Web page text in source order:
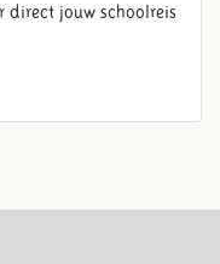
direct jouw schoolreis